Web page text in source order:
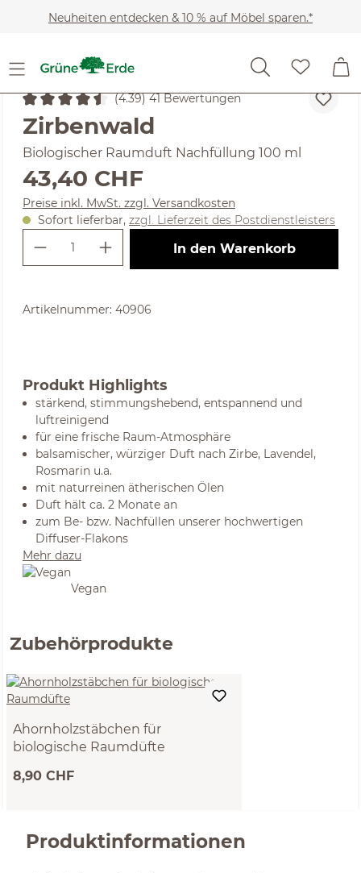
Zum Hauptinhalt springen
Neuheiten entdecken & 10 % auf Möbel sparen.*
Wohnaccessoires Diffuser
Durchschnittliche Bewertung von 4.39 von 5 Sternen
(4.39) 41 Bewertungen
Zirbenwald
Biologischer Raumduft Nachfüllung 100 ml
Regulärer Preis:
43,40 CHF
Preise inkl. MwSt. zzgl. Versandkosten
Sofort lieferbar, zzgl. Lieferzeit des Postdienstleisters
Produkt Anzahl: Gib den
In den Warenkorb
Artikelnummer: 40906
Produkt Highlights
stärkend, stimmungshebend, entspannend und
luftreinigend
für eine frische Raum-Atmosphäre
balsamischer, würziger Duft nach Zirbe, Lavendel,
Rosmarin u.a.
mit naturreinen ätherischen Ölen
Duft hält ca. 2 Monate an
zum Be- bzw. Nachfüllen unserer hochwertigen
Diffuser-Flakons
Mehr dazu
Vegan
Zubehörprodukte
Ahornholzstäbchen für
biologische Raumdüfte
8,90 CHF
Produktinformationen